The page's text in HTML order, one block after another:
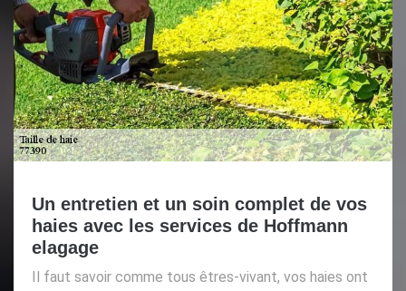
Un entretien et un soin complet de vos
haies avec les services de Hoffmann
elagage
Il faut savoir comme tous êtres-vivant, vos haies ont